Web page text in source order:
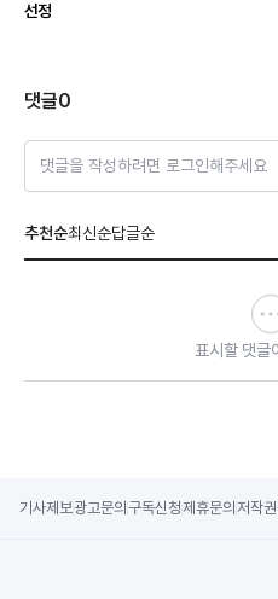
선정
댓글0
댓글을 작성하려면 로그인해주세요
추천순최신순답글순
표시할 댓글
기사제보광고문의 구독신청제휴문의 저작권